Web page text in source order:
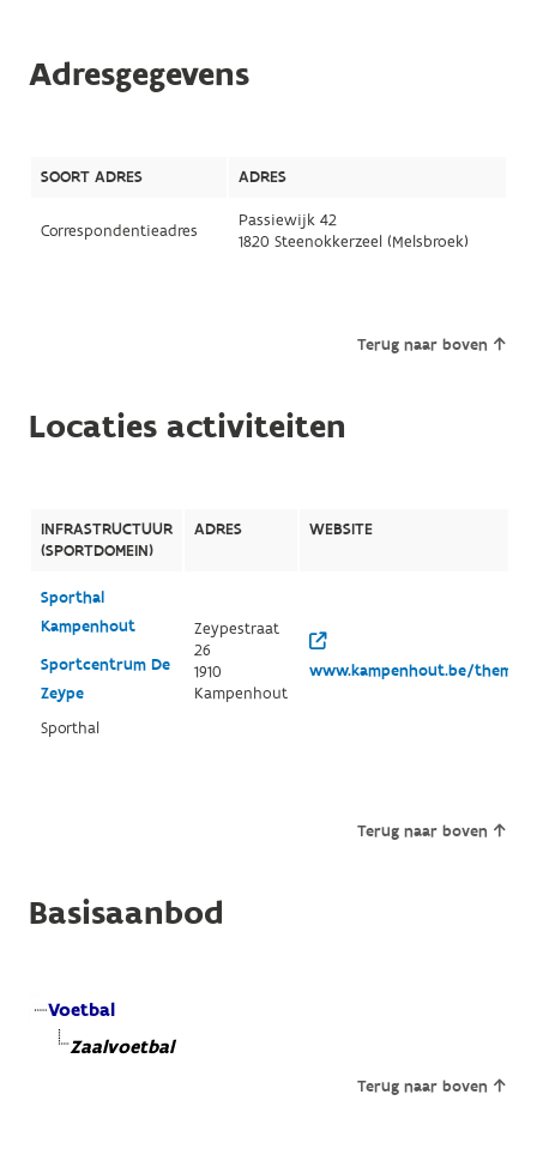
Adresgegevens
SOORT ADRES ADRES
Correspondentieadres
Passiewijk 42
1820 Steenokkerzeel (Melsbroek)
Terug naar boven
Locaties activiteiten
INFRASTRUCTUUR
(SPORTDOMEIN)
ADRES WEBSITE
Sporthal
Kampenhout
Sportcentrum De
Zeype
Sporthal
Zeypestraat
26
1910
Kampenhout
www.kampenhout.be/thema/
Terug naar boven
Basisaanbod
Voetbal
Zaalvoetbal
Terug naar boven